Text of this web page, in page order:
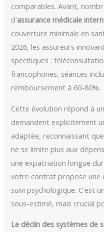
comparables. Avant,
d'assurance médicale
couverture minimale en
2026, les assureurs
spécifiques :
francophones, séances
remboursement à 60-80%.
Cette évolution répond à
demandent explicitement
adaptée, reconnaissant
ne se limite plus aux
une expatriation longue
votre contrat propose une
suivi psychologique. C'est
sous-estimé, mais crucial
Le déclin des systèmes de